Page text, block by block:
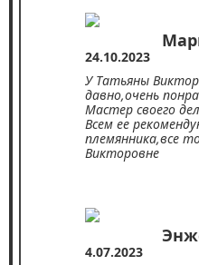
24.10.2023
У Татьяны
давно,очень
Мастер своего
Всем ее
племянника,все
Викторовне
4.07.2023